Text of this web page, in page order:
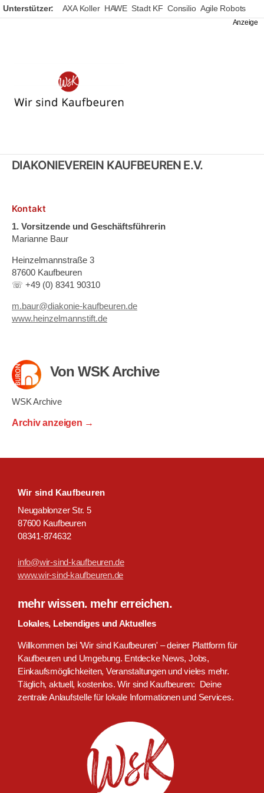
Unterstützer: AXA Koller HAWE Stadt KF Consilio Agile Robots
DIAKONIEVEREIN KAUFBEUREN E.V.
Kontakt
1. Vorsitzende und Geschäftsführerin
Marianne Baur
Heinzelmannstraße 3
87600 Kaufbeuren
☏ +49 (0) 8341 90310
m.baur@diakonie-kaufbeuren.de
www.heinzelmannstift.de
Von WSK Archive
WSK Archive
Archiv anzeigen →
Wir sind Kaufbeuren
Neugablonzer Str. 5
87600 Kaufbeuren
08341-874632
info@wir-sind-kaufbeuren.de
www.wir-sind-kaufbeuren.de
mehr wissen. mehr erreichen.
Lokales, Lebendiges und Aktuelles
Willkommen bei 'Wir sind Kaufbeuren' – deiner Plattform für
Kaufbeuren und Umgebung. Entdecke News, Jobs,
Einkaufsmöglichkeiten, Veranstaltungen und vieles mehr.
Täglich, aktuell, kostenlos. Wir sind Kaufbeuren: Deine
zentrale Anlaufstelle für lokale Informationen und Services.